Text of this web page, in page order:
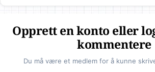
Opprett en konto eller
kommentere
Du må være et medlem for å kunne